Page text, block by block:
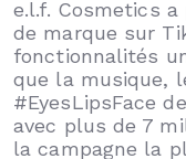
e.l.f. Cosmetics
de marque sur
fonctionnalités
que la musique,
#EyesLipsFace
avec plus de 7
la campagne la